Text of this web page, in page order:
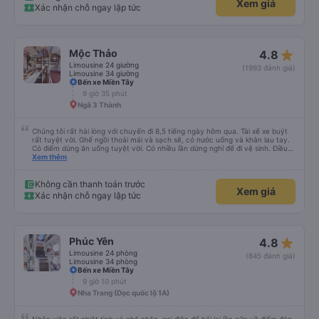
Xác nhận chỗ ngay lập tức
Xem giá
Mộc Thảo
Limousine 24 giường
Limousine 34 giường
4.8 star_rate
(1993 đánh giá)
Bến xe Miền Tây
9 giờ 35 phút
Ngã 3 Thành
Chúng tôi rất hài lòng với chuyến đi 8,5 tiếng ngày hôm qua. Tài xế xe buýt
rất tuyệt vời. Ghế ngồi thoải mái và sạch sẽ, có nước uống và khăn lau tay.
Có điểm dừng ăn uống tuyệt vời. Có nhiều lần dừng nghỉ để đi vệ sinh. Điều
duy nhất tôi muốn đề xuất để cải thiện là cho phép thanh toán bằng thẻ
Xem thêm
Không cần thanh toán trước
Xác nhận chỗ ngay lập tức
Xem giá
Phúc Yên
Limousine 24 phòng
Limousine 34 phòng
4.8 star_rate
(845 đánh giá)
Bến xe Miền Tây
9 giờ 10 phút
Nha Trang (Dọc quốc lộ 1A)